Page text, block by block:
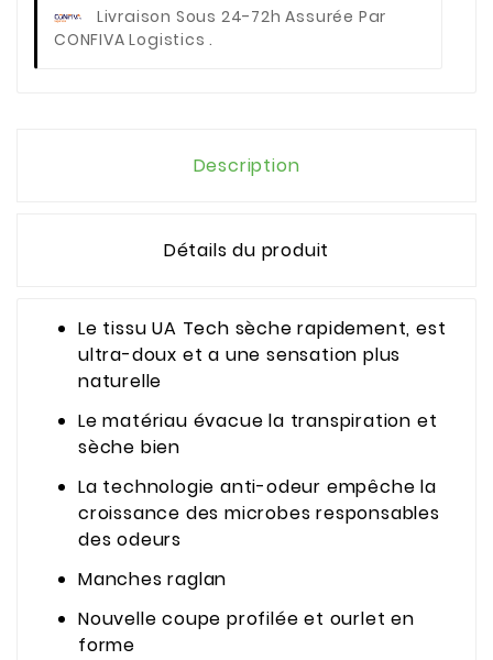
Livraison Sous 24-72h Assurée Par
CONFIVA Logistics .
Description
Détails du produit
Le tissu UA Tech sèche rapidement, est
ultra-doux et a une sensation plus
naturelle
Le matériau évacue la transpiration et
sèche bien
La technologie anti-odeur empêche la
croissance des microbes responsables
des odeurs
Manches raglan
Nouvelle coupe profilée et ourlet en
forme